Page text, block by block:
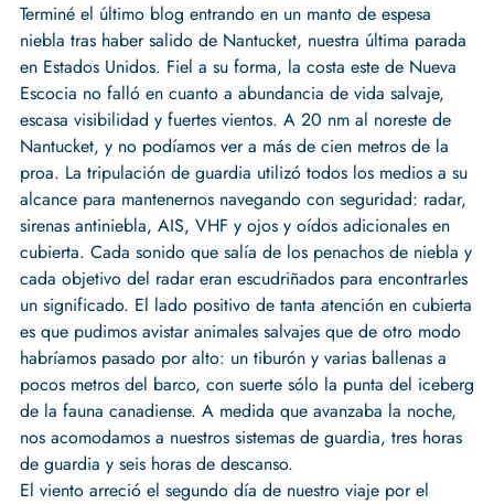
Terminé el último blog entrando en un manto de espesa
niebla tras haber salido de Nantucket, nuestra última parada
en Estados Unidos. Fiel a su forma, la costa este de Nueva
Escocia no falló en cuanto a abundancia de vida salvaje,
escasa visibilidad y fuertes vientos. A 20 nm al noreste de
Nantucket, y no podíamos ver a más de cien metros de la
proa. La tripulación de guardia utilizó todos los medios a su
alcance para mantenernos navegando con seguridad: radar,
sirenas antiniebla, AIS, VHF y ojos y oídos adicionales en
cubierta. Cada sonido que salía de los penachos de niebla y
cada objetivo del radar eran escudriñados para encontrarles
un significado. El lado positivo de tanta atención en cubierta
es que pudimos avistar animales salvajes que de otro modo
habríamos pasado por alto: un tiburón y varias ballenas a
pocos metros del barco, con suerte sólo la punta del iceberg
de la fauna canadiense. A medida que avanzaba la noche,
nos acomodamos a nuestros sistemas de guardia, tres horas
de guardia y seis horas de descanso.
El viento arreció el segundo día de nuestro viaje por el